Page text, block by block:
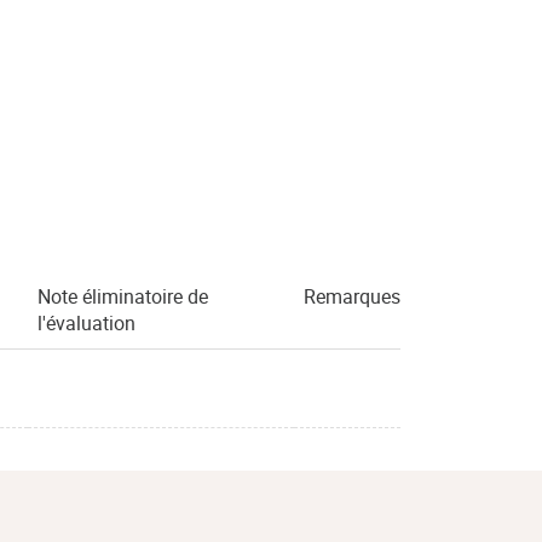
Note éliminatoire de
l'évaluation
Remarques